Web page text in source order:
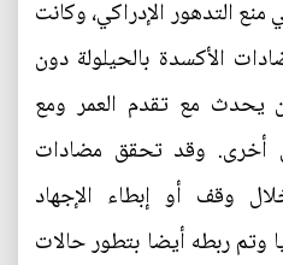
التدهور الإدراكي، وكانت
الأكسدة بالحيلولة دون
يحدث مع تقدم العمر ومع
أخرى. وقد تحقق مضادات
وقف أو إبطاء الإجهاد
وتم ربطه أيضا بتطور حالات